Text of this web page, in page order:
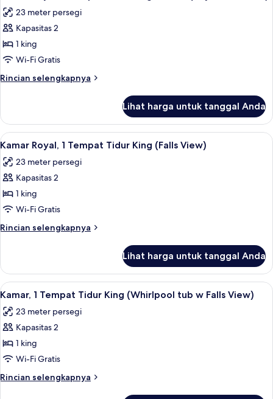
King
(Marilyn
foto
untuk
Kamar
Royal,
1
Tempat
King,
balkon
(Royal
Falls
View)
23 meter persegi
Kapasitas 2
1 king
Wi-Fi Gratis
Rincian selengkapnya
Rincian
Kamar
Royal,
1
Tidur
King,
(Royal
Falls
Lihat harga untuk tanggal Anda
Lihat
semua
foto
untuk
Kamar
Royal,
1
Tempat
King
(Falls
View)
Kamar Royal, 1 Tempat Tidur King
5
Kamar Royal, 1 Tempat Tidur King (Falls View)
23 meter persegi
Kapasitas 2
1 king
Wi-Fi Gratis
Rincian selengkapnya
Rincian
Kamar
Royal,
1
Tidur
King
View)
Lihat harga untuk tanggal Anda
Lihat
semua
foto
untuk
Kamar,
1
Tempat
Tidur
Kamar, 1 Tempat Tidur King
7
Kamar, 1 Tempat Tidur King (Whirlpool tub w Falls View)
23 meter persegi
Kapasitas 2
1 king
Wi-Fi Gratis
Rincian selengkapnya
Rincian